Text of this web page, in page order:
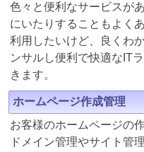
色々と便利なサービスが
にいたりすることもよくあ
利用したいけど、良くわ
ンサルし便利で快適なIT
きます。
ホームページ作成管理
お客様のホームページの
ドメイン管理やサイト管